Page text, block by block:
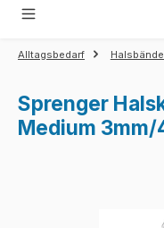
Alltagsbedarf
Sprenger
Medium 3mm/